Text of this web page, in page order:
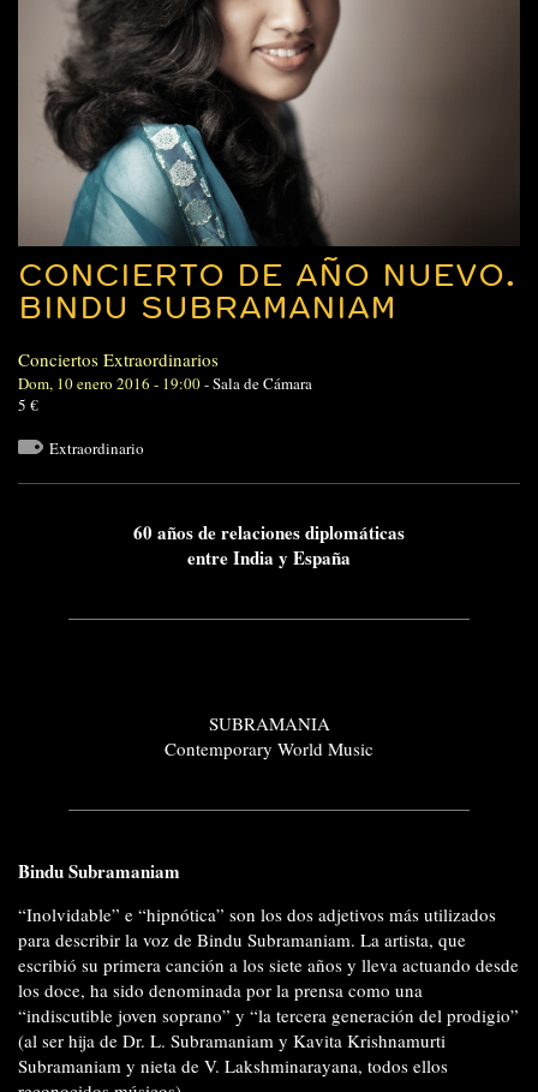
CONCIERTO DE AÑO NUEVO.
BINDU SUBRAMANIAM
Conciertos Extraordinarios
Dom, 10 enero 2016 - 19:00-Sala de Cámara
5 €
Extraordinario
60 años de relaciones diplomáticas
entre India y España
SUBRAMANIA
Contemporary World Music
Bindu Subramaniam
“Inolvidable” e “hipnótica” son los dos adjetivos más utilizados
para describir la voz de Bindu Subramaniam. La artista, que
escribió su primera canción a los siete años y lleva actuando desde
los doce, ha sido denominada por la prensa como una
“indiscutible joven soprano” y “la tercera generación del prodigio”
(al ser hija de Dr. L. Subramaniam y Kavita Krishnamurti
Subramaniam y nieta de V. Lakshminarayana, todos ellos